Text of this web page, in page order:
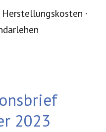
·
2023